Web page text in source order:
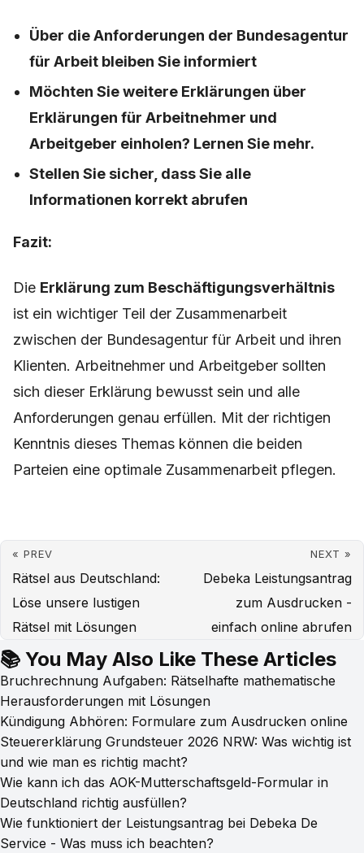
Über die Anforderungen der Bundesagentur
für Arbeit bleiben Sie informiert
Möchten Sie weitere Erklärungen über
Erklärungen für Arbeitnehmer und
Arbeitgeber einholen? Lernen Sie mehr.
Stellen Sie sicher, dass Sie alle
Informationen korrekt abrufen
Fazit:
Die Erklärung zum Beschäftigungsverhältnis
ist ein wichtiger Teil der Zusammenarbeit
zwischen der Bundesagentur für Arbeit und ihren
Klienten. Arbeitnehmer und Arbeitgeber sollten
sich dieser Erklärung bewusst sein und alle
Anforderungen genau erfüllen. Mit der richtigen
Kenntnis dieses Themas können die beiden
Parteien eine optimale Zusammenarbeit pflegen.
« PREV
Rätsel aus Deutschland:
Löse unsere lustigen
Rätsel mit Lösungen
NEXT »
Debeka Leistungsantrag
zum Ausdrucken -
einfach online abrufen
📚 You May Also Like These Articles
Bruchrechnung Aufgaben: Rätselhafte mathematische
Herausforderungen mit Lösungen
Kündigung Abhören: Formulare zum Ausdrucken online
Steuererklärung Grundsteuer 2026 NRW: Was wichtig ist
und wie man es richtig macht?
Wie kann ich das AOK-Mutterschaftsgeld-Formular in
Deutschland richtig ausfüllen?
Wie funktioniert der Leistungsantrag bei Debeka De
Service - Was muss ich beachten?